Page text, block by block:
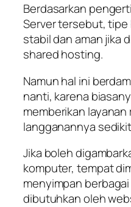
Berdasarkan
Server tersebut,
stabil dan aman jika
shared hosting.
Namun hal ini
nanti, karena
memberikan
langganannya
Jika boleh
komputer, tempat
menyimpan
dibutuhkan oleh